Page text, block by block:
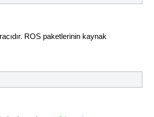
ROS paketlerinin kaynak